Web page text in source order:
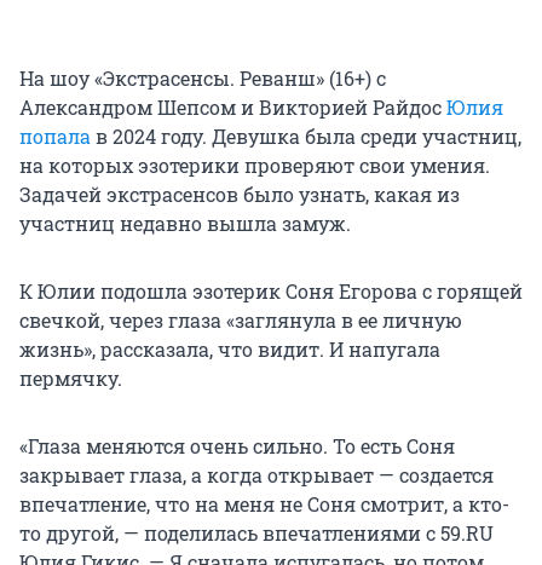
На шоу «Экстрасенсы. Реванш» (16+) с
Александром Шепсом и Викторией РайдосЮлия
попала в 2024 году. Девушка была среди участниц,
на которых эзотерики проверяют свои умения.
Задачей экстрасенсов было узнать, какая из
участниц недавно вышла замуж.
К Юлии подошла эзотерик Соня Егорова с горящей
свечкой, через глаза «заглянула в ее личную
жизнь», рассказала, что видит. И напугала
пермячку.
«Глаза меняются очень сильно. То есть Соня
закрывает глаза, а когда открывает — создается
впечатление, что на меня не Соня смотрит, а кто-
то другой, — поделилась впечатлениями с 59.RU